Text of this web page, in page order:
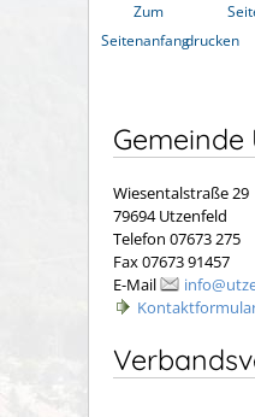
Zum
Seitenanfangdrucken
Gemeinde
Wiesentalstraße 29
79694 Utzenfeld
Telefon 07673 275
Fax 07673 91457
E-Mail